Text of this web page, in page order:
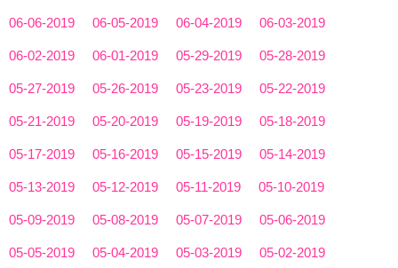
06-06-2019 06-05-2019 06-04-2019 06-03-2019
06-02-2019 06-01-2019 05-29-2019 05-28-2019
05-27-2019 05-26-2019 05-23-2019 05-22-2019
05-21-2019 05-20-2019 05-19-2019 05-18-2019
05-17-2019 05-16-2019 05-15-2019 05-14-2019
05-13-2019 05-12-2019 05-11-2019 05-10-2019
05-09-2019 05-08-2019 05-07-2019 05-06-2019
05-05-2019 05-04-2019 05-03-2019 05-02-2019